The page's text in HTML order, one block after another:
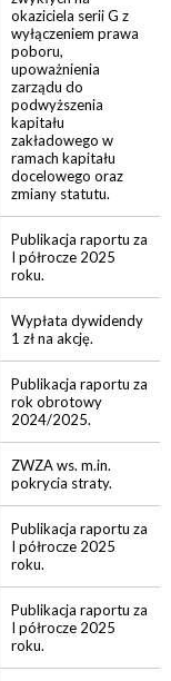
okaziciela serii G z
wyłączeniem prawa
poboru,
upoważnienia
zarządu do
podwyższenia
kapitału
zakładowego w
ramach kapitału
docelowego oraz
zmiany statutu.
Publikacja raportu za
I półrocze 2025
roku.
Wypłata dywidendy
1 zł na akcję.
Publikacja raportu za
rok obrotowy
2024/2025.
ZWZA ws. m.in.
pokrycia straty.
Publikacja raportu za
I półrocze 2025
roku.
Publikacja raportu za
I półrocze 2025
roku.